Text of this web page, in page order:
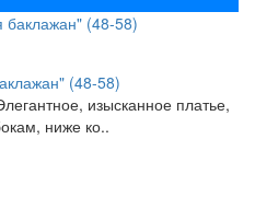
(48-58)
изысканное платье,
ниже ко..